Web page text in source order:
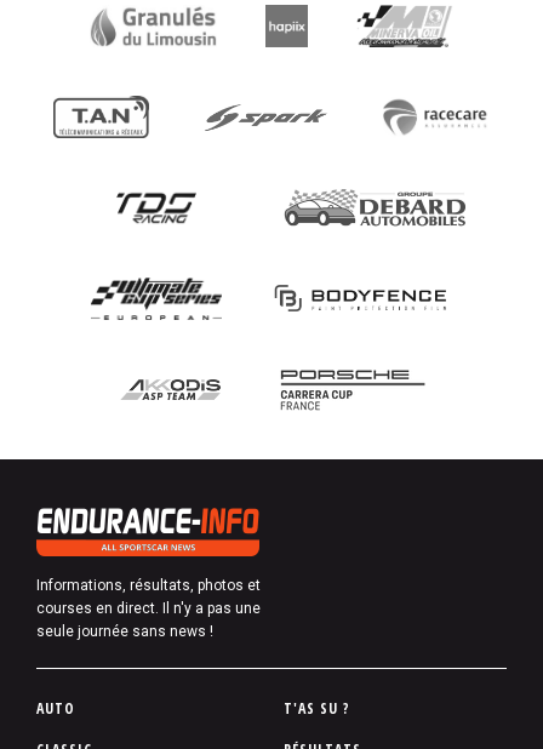
Informations, résultats, photos et
courses en direct. Il n'y a pas une
seule journée sans news !
P
AUTO
T'AS SU ?